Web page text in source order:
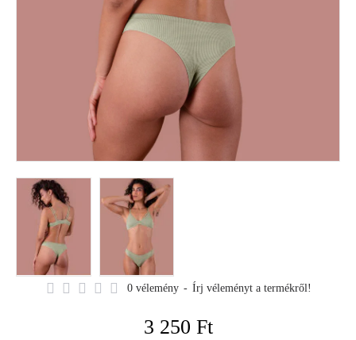
0 vélemény - Írj véleményt a termékről!
3 250 Ft